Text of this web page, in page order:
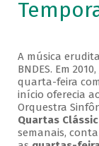
A música
BNDES. Em
quarta-feira
início oferecia
Orquestra
Quartas
semanais,